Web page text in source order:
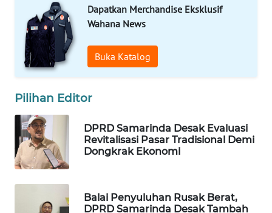
Dapatkan Merchandise Eksklusif
Wahana News
Buka Katalog
Pilihan Editor
DPRD Samarinda Desak Evaluasi
Revitalisasi Pasar Tradisional Demi
Dongkrak Ekonomi
Balai Penyuluhan Rusak Berat,
DPRD Samarinda Desak Tambah
LAPAK
WAHANA
Wahana
Network
LISTRIK
MASYARAKAT
KELISTRIKAN
WALINKI